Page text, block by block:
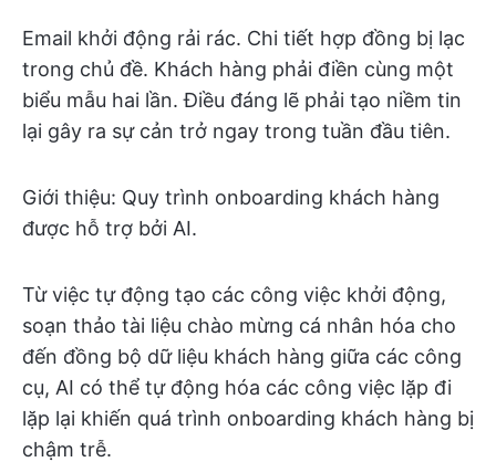
Email khởi động rải rác. Chi tiết hợp đồng bị lạc
trong chủ đề. Khách hàng phải điền cùng một
biểu mẫu hai lần. Điều đáng lẽ phải tạo niềm tin
lại gây ra sự cản trở ngay trong tuần đầu tiên.
Giới thiệu: Quy trình onboarding khách hàng
được hỗ trợ bởi AI.
Từ việc tự động tạo các công việc khởi động,
soạn thảo tài liệu chào mừng cá nhân hóa cho
đến đồng bộ dữ liệu khách hàng giữa các công
cụ, AI có thể tự động hóa các công việc lặp đi
lặp lại khiến quá trình onboarding khách hàng bị
chậm trễ.